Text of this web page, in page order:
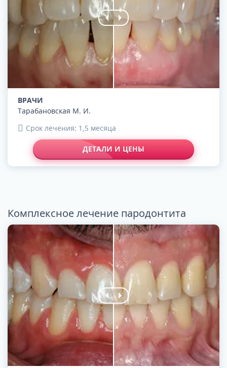
ВРАЧИ
Тарабановская М. И.
Срок лечения: 1,5 месяца
ДЕТАЛИ И ЦЕНЫ
Комплексное лечение пародонтита